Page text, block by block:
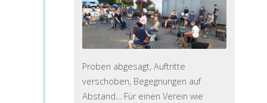
Proben abgesagt, Auftritte
verschoben, Begegnungen auf
Abstand… Für einen Verein wie